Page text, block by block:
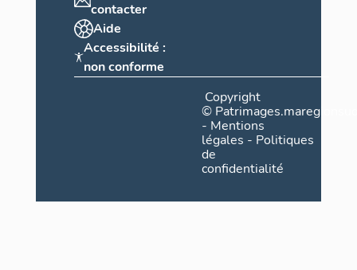
contacter
Aide
Accessibilité :
non conforme
Copyright
©
- Mentions
légales - Politiques
de
confidentialité